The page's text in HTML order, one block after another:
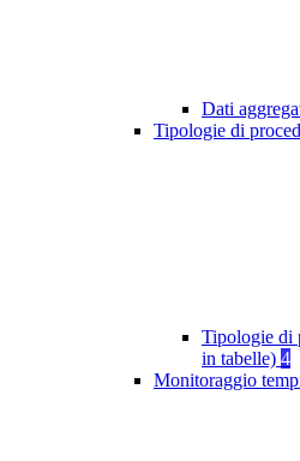
Dati
Tipologie di
Tipologie di
in tabelle) 4
Monitoraggio